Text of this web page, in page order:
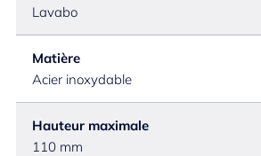
Lavabo
Matière
Acier inoxydable
Hauteur maximale
110 mm